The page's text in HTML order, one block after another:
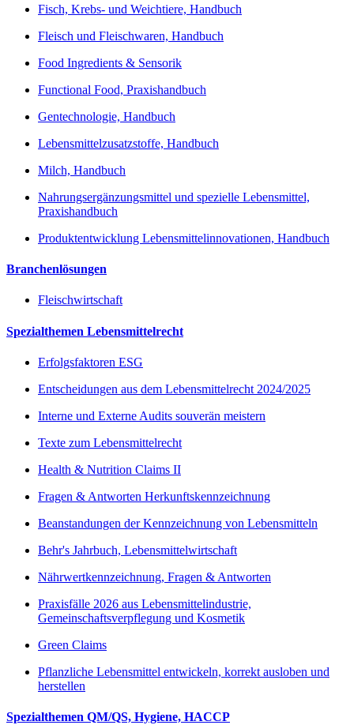
Fisch, Krebs- und Weichtiere, Handbuch
Fleisch und Fleischwaren, Handbuch
Food Ingredients & Sensorik
Functional Food, Praxishandbuch
Gentechnologie, Handbuch
Lebensmittelzusatzstoffe, Handbuch
Milch, Handbuch
Nahrungsergänzungsmittel und spezielle Lebensmittel,
Praxishandbuch
Produktentwicklung Lebensmittelinnovationen, Handbuch
Branchenlösungen
Fleischwirtschaft
Spezialthemen Lebensmittelrecht
Erfolgsfaktoren ESG
Entscheidungen aus dem Lebensmittelrecht 2024/2025
Interne und Externe Audits souverän meistern
Texte zum Lebensmittelrecht
Health & Nutrition Claims II
Fragen & Antworten Herkunftskennzeichnung
Beanstandungen der Kennzeichnung von Lebensmitteln
Behr's Jahrbuch, Lebensmittelwirtschaft
Nährwertkennzeichnung, Fragen & Antworten
Praxisfälle 2026 aus Lebensmittelindustrie,
Gemeinschaftsverpflegung und Kosmetik
Green Claims
Pflanzliche Lebensmittel entwickeln, korrekt ausloben und
herstellen
Spezialthemen QM/QS, Hygiene, HACCP